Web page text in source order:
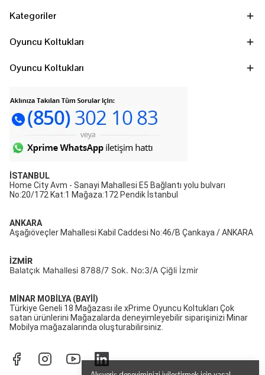
Kategoriler
Oyuncu Koltukları
Oyuncu Koltukları
İSTANBUL
Home City Avm - Sanayi Mahallesi E5 Bağlantı yolu bulvarı
No:20/172 Kat:1 Mağaza:172 Pendik İstanbul
ANKARA
Aşağıöveçler Mahallesi Kabil Caddesi No:46/B Çankaya / ANKARA
İZMİR
Balatçık Mahallesi 8788/7 Sok. No:3/A Çiğli İzmir
MİNAR MOBİLYA (BAYİİ)
Türkiye Geneli 18 Mağazası ile xPrime Oyuncu Koltukları Çok
satan ürünlerini Mağazalarda deneyimleyebilir siparişinizi Minar
Mobilya mağazalarında oluşturabilirsiniz.